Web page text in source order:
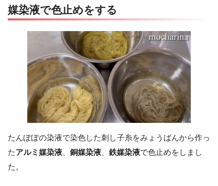
媒染液で色止めをする
たんぽぽの染液で染色した刺し子糸をみょうばんから作っ
たアルミ媒染液 銅媒染液 鉄媒染液で色止めをしまし
た。